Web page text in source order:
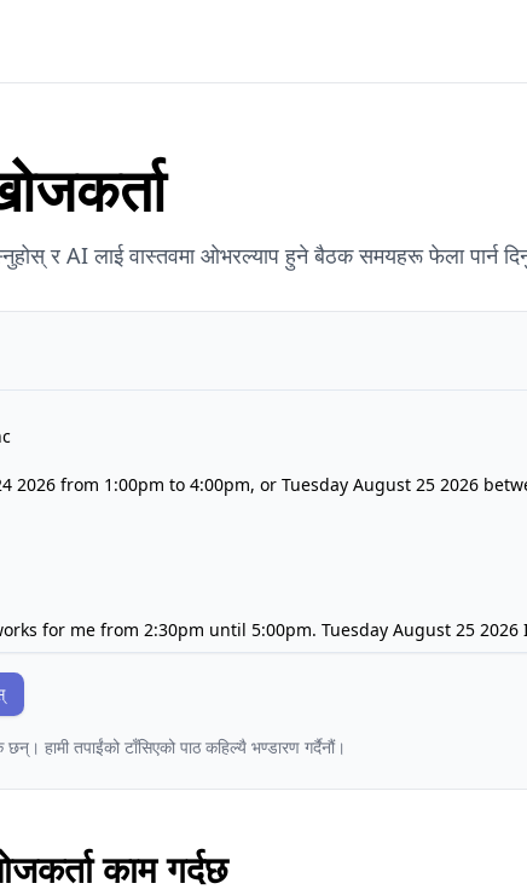
र AI लाई वास्तवमा ओभरल्याप हुने बैठक समयहरू फेला पार्न
हामी तपाईंको टाँसिएको पाठ कहिल्यै भण्डारण गर्दैनौं।
काम गर्दछ